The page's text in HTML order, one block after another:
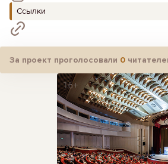
Ссылки
За проект проголосовали 0